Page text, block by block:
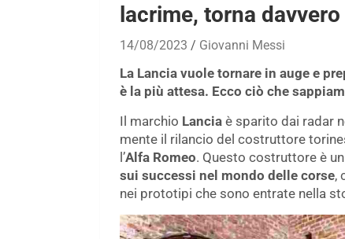
lacrime, torna
14/08/2023 Giovanni Messi
La Lancia vuole tornare in auge e
è la più attesa. Ecco ciò che
Il marchio Lancia è sparito dai radar
mente il rilancio del costruttore
l’Alfa Romeo. Questo costruttore è
sui successi nel mondo delle corse,
nei prototipi che sono entrate nella